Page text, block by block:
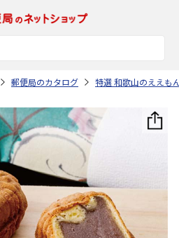
郵便局のカタログ 特選 和歌山のええも